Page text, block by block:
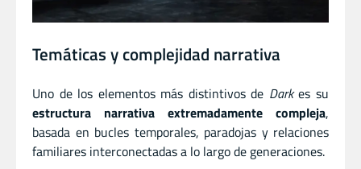
Temáticas y complejidad narrativa
Uno de los elementos más distintivos de Darkes su
estructura narrativa extremadamente compleja,
basada en bucles temporales, paradojas y relaciones
familiares interconectadas a lo largo de generaciones.